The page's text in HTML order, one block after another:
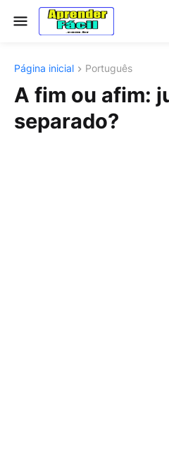
Página inicial Português
A fim ou afim:
separado?